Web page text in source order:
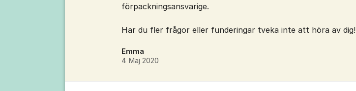
förpackningsansvarige.
Har du fler frågor eller funderingar tveka inte att höra av dig!
Emma
4 Maj 2020